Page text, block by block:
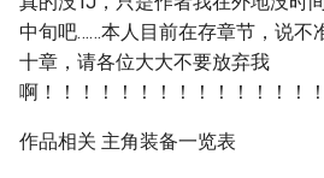
中旬吧……本人目前在存章节，说不
十章，请各位大大不要放弃我
啊！！！！！！！！！！！！！！
作品相关 主角装备一览表